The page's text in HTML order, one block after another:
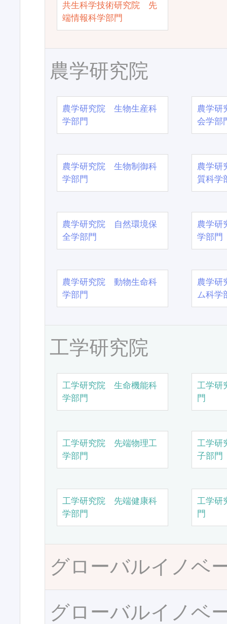
共生科学技術研究院 先
端情報科学部門
農学研究院
農学研究院 生物生産科
学部門
農学
会学部
農学研究院 生物制御科
学部門
農学
質科学
農学研究院 自然環境保
全学部門
農学
学部門
農学研究院 動物生命科
学部門
農学
ム科学
工学研究院
工学研究院 生命機能科
学部門
工学研
門
工学研究院 先端物理工
学部門
工学研
子部門
工学研究院 先端健康科
学部門
工学研
門
グローバルイノベ
グローバルイノベ